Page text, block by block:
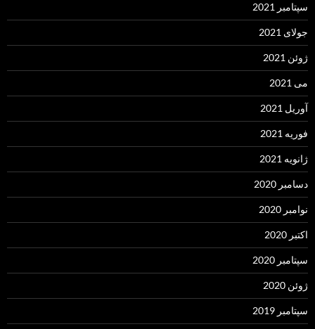
سپتامبر 2021
جولای 2021
ژوئن 2021
می 2021
آوریل 2021
فوریه 2021
ژانویه 2021
دسامبر 2020
نوامبر 2020
اکتبر 2020
سپتامبر 2020
ژوئن 2020
سپتامبر 2019